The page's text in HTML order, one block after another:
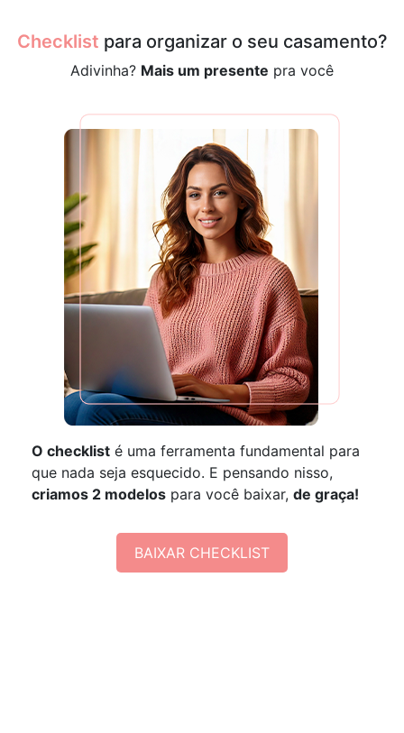
Checklist para organizar o seu casamento?
Adivinha? Mais um presente pra você
O checklist é uma ferramenta fundamental para
que nada seja esquecido. E pensando nisso,
criamos 2 modelos para você baixar, de graça!
BAIXAR CHECKLIST